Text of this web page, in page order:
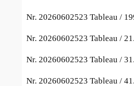
Nr. 20260602523 Tableau / 1
Nr. 20260602523 Tableau / 2
Nr. 20260602523 Tableau / 3
Nr. 20260602523 Tableau / 4